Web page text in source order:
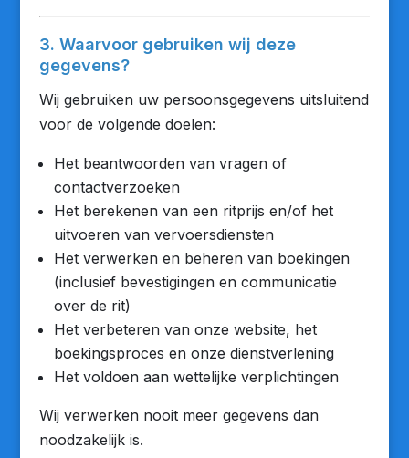
3. Waarvoor gebruiken wij deze
gegevens?
Wij gebruiken uw persoonsgegevens uitsluitend
voor de volgende doelen:
Het beantwoorden van vragen of
contactverzoeken
Het berekenen van een ritprijs en/of het
uitvoeren van vervoersdiensten
Het verwerken en beheren van boekingen
(inclusief bevestigingen en communicatie
over de rit)
Het verbeteren van onze website, het
boekingsproces en onze dienstverlening
Het voldoen aan wettelijke verplichtingen
Wij verwerken nooit meer gegevens dan
noodzakelijk is.